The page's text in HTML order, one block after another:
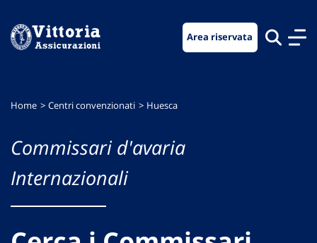
menu
contenuto
footer
Area riservata
Home Centri convenzionati Huesca
Commissari d'avaria
Internazionali